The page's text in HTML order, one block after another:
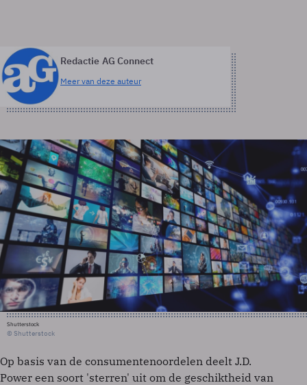
Redactie AG Connect
Meer van deze auteur
Shutterstock
© Shutterstock
Op basis van de consumentenoordelen deelt J.D.
Power een soort 'sterren' uit om de geschiktheid van